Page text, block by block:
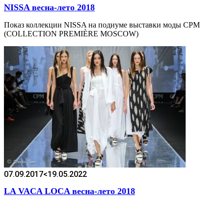
NISSA весна-лето 2018
Показ коллекции NISSA на подиуме выставки моды CPM
(COLLECTION PREMIÈRE MOSCOW)
07.09.2017<19.05.2022
LA VACA LOCA весна-лето 2018